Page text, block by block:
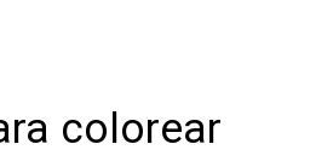
colorear